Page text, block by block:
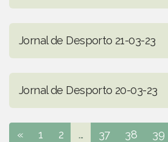
Jornal de Desporto 21-03-23
Jornal de Desporto 20-03-23
« 1 2 ... 37 38 39